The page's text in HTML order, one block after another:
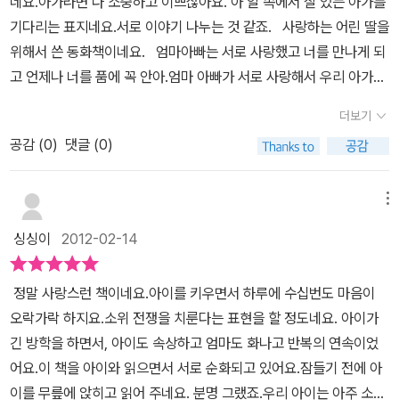
이라서 더 좋은것 같아요.요즘 책들이 동화라고 해도 싸우는 내용이
나 삽화가 너무 화려한 경우도 많은데,그렇지 않는 책을 찾으신다면
바로 이책을 추천해드리고 싶네요. 약간 아쉽다면.. 아이들이 많이 보
는 책인데, 모서리가 좀 둥글지 않고..하얀색표지인데, 코팅이 강하지
않아 쉽게 때가 탈것 같은점..그리고 마지막 삽화의 엄마의 얼굴이 보
이지 않아서 다정한 느낌이 약간 덜한것..그렇지만, 전체적인 느낌은
기다리는 표지네요.서로 이야기 나누는 것 같죠. 사랑하는 어린 딸을
위해서 쓴 동화책이네요. 엄마아빠는 서로 사랑했고 너를 만나게 되
고 언제나 너를 품에 꼭 안아.엄마 아빠가 서로 사랑해서 우리 아가를
요.엄마 아빠가 사랑해서 너를 만나게 되었다는 사실에 아이도 무척
기뻐하겠죠?엄마 품안에서 포근하게 놀고 있는 모습이 참 이쁘네
요. 안고있는 모습이 참 이쁘고 따뜻하죠.같이 다니는 모습도 사랑스
럽구요새끼를 보살피는 어미의 모습에서 편안하고 포근함이 전해져
있어요.코끼리, 곰. 새. 사슴, 표범생김은 다르지만 다 자식을 사랑한
다는 점에서는 하나인 것 같아요 하루빨리 너를 만나고 싶고 기다린
다는 말을 임신중인 엄마가 아기에게 들려준다면 더없이 좋겠죠뱃속
에서 흐뭇하게 미소지을 것 같아요 자꾸자꾸 읽어주고 들려준다면 엄
마의 사랑과 정성을 느끼겠지요?임산부와 신생아들에게 가장 좋을
것 같아요우리 아가도 스스로 책장을 넘기며 책을 보면서 좋아하네
요 그림이 심플하면서도 많은 이야기를 담고 있는 것 같아요동물들이
더보기
공감 (0) 댓글 (0)
싱싱이 2012-02-14
정말 사랑스런 책이네요.아이를 키우면서 하루에 수십번도 마음이
오락가락 하지요.소위 전쟁을 치룬다는 표현을 할 정도네요. 아이가
긴 방학을 하면서, 아이도 속상하고 엄마도 화나고 반복의 연속이었
어요.이 책을 아이와 읽으면서 서로 순화되고 있어요.잠들기 전에 아
이를 무릎에 앉히고 읽어 주네요. 분명 그랬죠.우리 아이는 아주 소중